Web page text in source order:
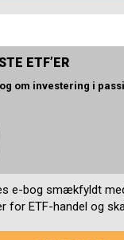
ETF’ER
om investering i
e-bog smækfyldt
for ETF-handel og